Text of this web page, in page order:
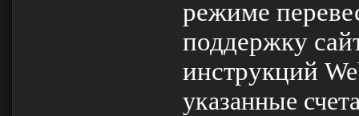
режиме
поддержку
инструкций
указанные